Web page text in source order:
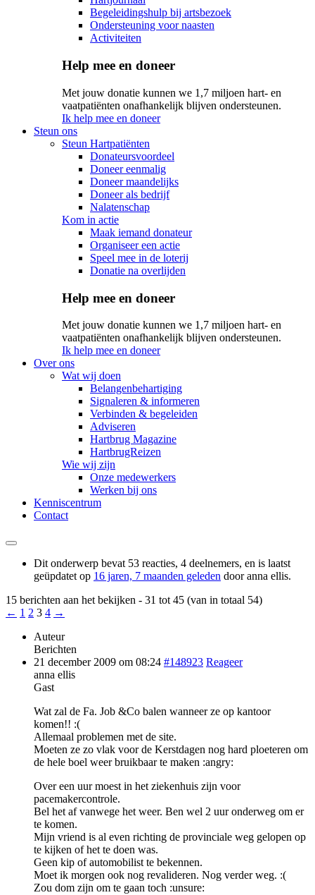
Begeleidingshulp bij artsbezoek
Ondersteuning voor naasten
Activiteiten
Help mee en doneer
Met jouw donatie kunnen we 1,7 miljoen hart- en
vaatpatiënten onafhankelijk blijven ondersteunen.
Ik help mee en doneer
Steun ons
Steun Hartpatiënten
Donateursvoordeel
Doneer eenmalig
Doneer maandelijks
Doneer als bedrijf
Nalatenschap
Kom in actie
Maak iemand donateur
Organiseer een actie
Speel mee in de loterij
Donatie na overlijden
Help mee en doneer
Met jouw donatie kunnen we 1,7 miljoen hart- en
vaatpatiënten onafhankelijk blijven ondersteunen.
Ik help mee en doneer
Over ons
Wat wij doen
Belangenbehartiging
Signaleren & informeren
Verbinden & begeleiden
Adviseren
Hartbrug Magazine
HartbrugReizen
Wie wij zijn
Onze medewerkers
Werken bij ons
Kenniscentrum
Contact
Dit onderwerp bevat 53 reacties, 4 deelnemers, en is laatst
geüpdatet op 16 jaren, 7 maanden geleden dooranna ellis.
15 berichten aan het bekijken - 31 tot 45 (van in totaal 54)
← 1 2 3 4 →
Auteur
Berichten
21 december 2009 om 08:24 #148923 Reageer
anna ellis
Gast
Wat zal de Fa. Job &Co balen wanneer ze op kantoor
komen!! :(
Allemaal problemen met de site.
Moeten ze zo vlak voor de Kerstdagen nog hard ploeteren om
de hele boel weer bruikbaar te maken :angry:
Over een uur moest in het ziekenhuis zijn voor
pacemakercontrole.
Bel het af vanwege het weer. Ben wel 2 uur onderweg om er
te komen.
Mijn vriend is al even richting de provinciale weg gelopen op
te kijken of het te doen was.
Geen kip of automobilist te bekennen.
Moet ik morgen ook nog revalideren. Nog verder weg. :(
Zou dom zijn om te gaan toch :unsure: